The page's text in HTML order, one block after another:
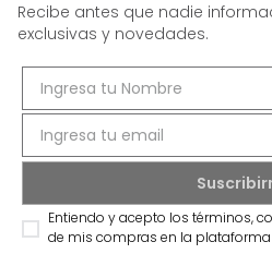
Recibe antes que nadie
exclusivas y novedades.
Entiendo y acepto los términos,
de mis compras en la plataforma